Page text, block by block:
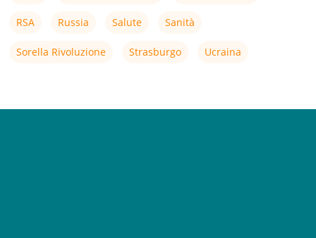
RSA Russia Salute Sanità
Sorella Rivoluzione Strasburgo Ucraina